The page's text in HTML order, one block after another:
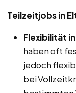
Teilzeitjobs in
Flexibilität
haben oft
jedoch
bei